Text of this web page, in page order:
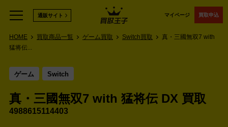
マイページ 買取申込
通販サイト
HOME 買取商品一覧 ゲーム買取 Switch買取
真・三國無双7 with
猛将伝...
ゲーム Switch
真・三國無双7 with 猛将伝 DX 買取
4988615114403